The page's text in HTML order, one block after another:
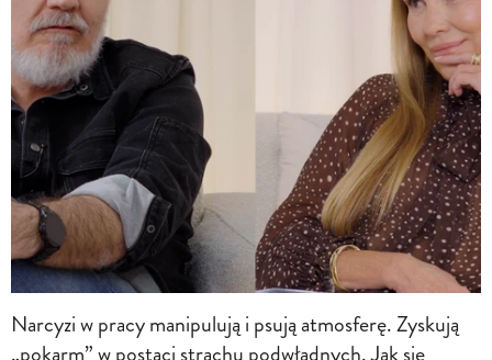
Narcyzi w pracy manipulują i psują atmosferę. Zyskują